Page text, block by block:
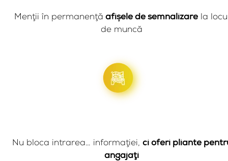
Menţii în permanenţă afişele de semnalizarela
de muncă
Nu bloca intrarea… informaţiei, ci oferi pliante
angajaţi